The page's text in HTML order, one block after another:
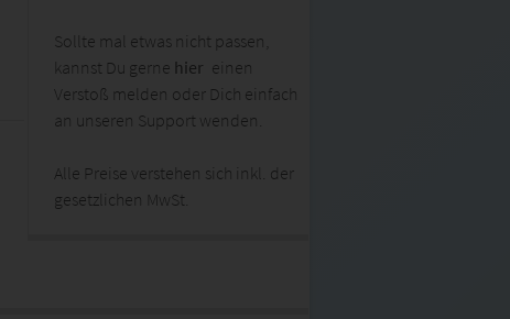
Sollte mal etwas nicht passen,
kannst Du gerne hier einen
Verstoß melden oder Dich einfach
an unseren Support wenden.
Alle Preise verstehen sich inkl. der
gesetzlichen MwSt.